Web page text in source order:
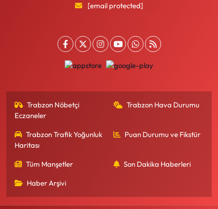
[email protected]
Trabzon Nöbetçi
Eczaneler
Trabzon Hava Durumu
Trabzon Trafik Yoğunluk
Haritası
Puan Durumu ve Fikstür
Tüm Manşetler Son Dakika Haberleri
Haber Arşivi